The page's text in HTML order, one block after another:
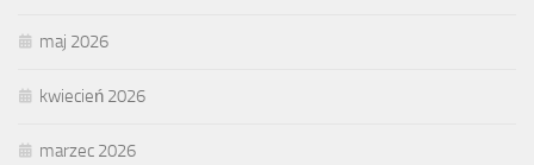
maj 2026
kwiecień 2026
marzec 2026